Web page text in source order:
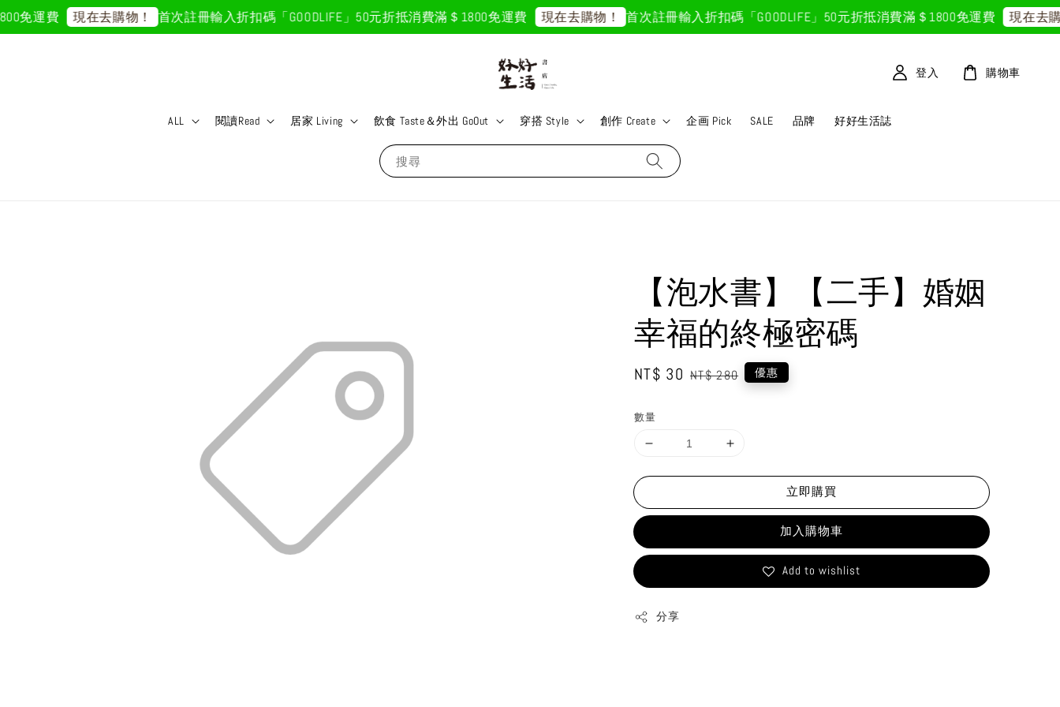
免運費 現在去購物！ 首次註冊輸入折扣碼「GOODLIFE」50元折抵消費滿＄1800免運費 現在去購物！ 首次註冊輸入折扣碼「GOODLIFE」50元折抵消費滿＄1800免運費 現在去購
搜尋
ALL 閱讀Read 居家 Living 飲食 Taste＆外出 GoOut 穿搭 Style 創作 Create 企画 Pick SALE 品牌 好好生活誌
登入 購物車
【泡水書】【二手】婚姻
幸福的終極密碼
Sale
NT$ 30 Regular
NT$ 280 優惠
數量
立即購買
加入購物車
Add to wishlist
分享